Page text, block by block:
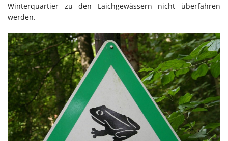
Winterquartier zu den Laichgewässern nicht überfahren
werden.